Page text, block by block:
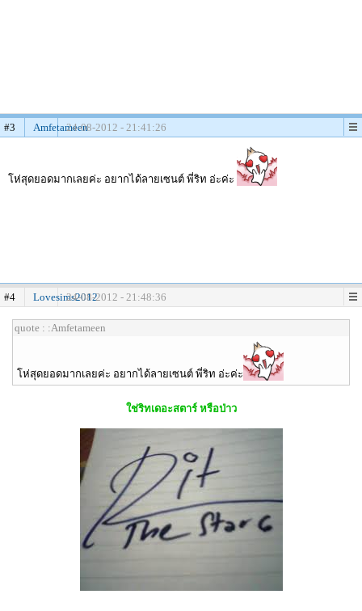
#3 Amfetameen24-08-2012 - 21:41:26
โห่สุดยอดมากเลยค่ะ อยากได้ลายเซนต์ พี่ริท อ่ะค่ะ
#4 Lovesims201224-08-2012 - 21:48:36
quote : :Amfetameen
โห่สุดยอดมากเลยค่ะ อยากได้ลายเซนต์ พี่ริท อ่ะค่ะ
ใช่ริทเดอะสตาร์ หรือป่าว